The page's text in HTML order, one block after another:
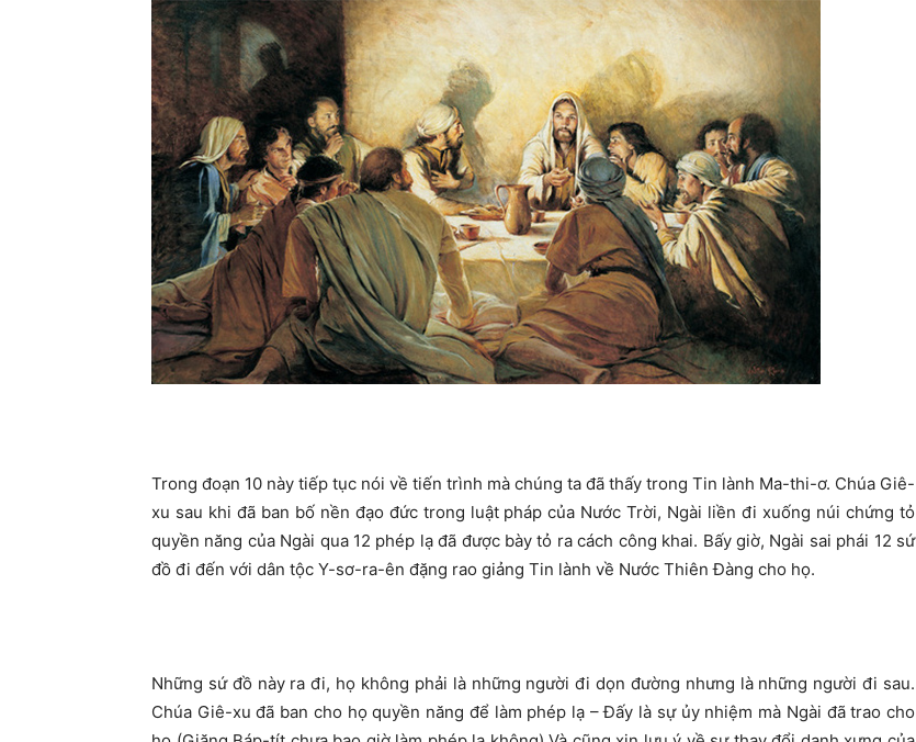
Trong đoạn 10 này tiếp tục nói về tiến trình mà chúng ta đã thấy trong Tin lành Ma-thi-ơ. Chúa Giê-
xu sau khi đã ban bố nền đạo đức trong luật pháp của Nước Trời, Ngài liền đi xuống núi chứng tỏ
quyền năng của Ngài qua 12 phép lạ đã được bày tỏ ra cách công khai. Bấy giờ, Ngài sai phái 12 sứ
đồ đi đến với dân tộc Y-sơ-ra-ên đặng rao giảng Tin lành về Nước Thiên Đàng cho họ.
Những sứ đồ này ra đi, họ không phải là những người đi dọn đường nhưng là những người đi sau.
Chúa Giê-xu đã ban cho họ quyền năng để làm phép lạ – Đấy là sự ủy nhiệm mà Ngài đã trao cho